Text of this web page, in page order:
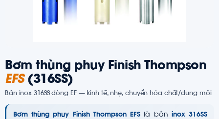
Bơm thùng phuy Finish Thompson
EFS(316SS)
Bản inox 316SS dòng EF — kinh tế, nhẹ, chuyển hóa chất/dung môi
Bơm thùng phuy Finish Thompson EFS là bản inox 316SS